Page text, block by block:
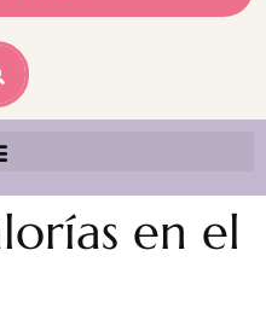
en el